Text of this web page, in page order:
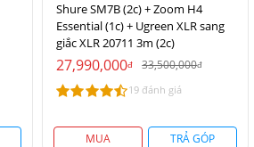
Shure SM7B (2c) + Zoom H4
Essential (1c) + Ugreen XLR sang
giắc XLR 20711 3m (2c)
27,990,000đ 33,500,000đ
19 đánh giá
MUA TRẢ GÓP